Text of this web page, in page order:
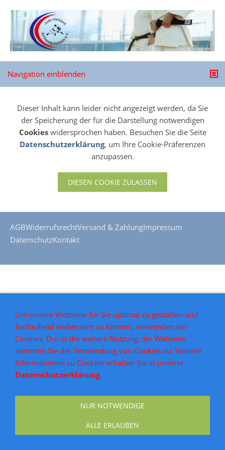
Navigation einblenden
Dieser Inhalt kann leider nicht angezeigt werden, da Sie
der Speicherung der für die Darstellung notwendigen
Cookieswidersprochen haben. Besuchen Sie die Seite
Datenschutzerklärung, um Ihre Cookie-Präferenzen
anzupassen.
DIESEN COOKIE ZULASSEN
AGBWiderrufsrechtVersand & ZahlungImpressum
DatenschutzKontakt
Um unsere Webseite für Sie optimal zu gestalten und
fortlaufend verbessern zu können, verwenden wir
Cookies. Durch die weitere Nutzung der Webseite
stimmen Sie der Verwendung von Cookies zu. Weitere
Informationen zu Cookies erhalten Sie in unserer
Datenschutzerklärung.
NUR NOTWENDIGE
ALLE ERLAUBEN